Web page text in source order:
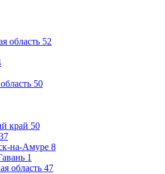
область 52
50
край 50
на-Амуре 8
1
область 47